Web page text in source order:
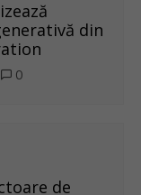
din
0
de